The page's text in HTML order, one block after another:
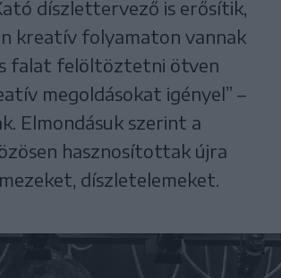
díszlettervező is erősítik,
kreatív folyamaton vannak
falat felöltöztetni ötven
megoldásokat igényel” –
Elmondásuk szerint a
hasznosítottak újra
díszletelemeket.